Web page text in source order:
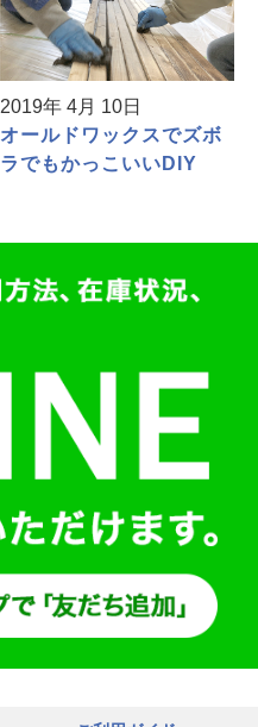
2019年 4月 10日
オールドワックスでズボ
ラでもかっこいいDIY